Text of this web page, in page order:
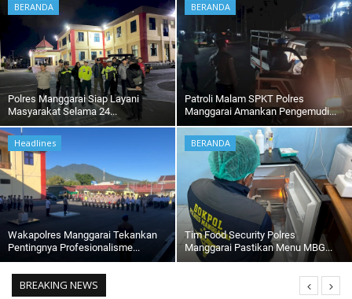
Mitra Polisi
BERANDA
Polres Manggarai Siap Layani
Masyarakat Selama 24...
BERANDA
Patroli Malam SPKT Polres
Manggarai Amankan Pengemudi...
Headlines
Wakapolres Manggarai Tekankan
Pentingnya Profesionalisme...
BERANDA
Tim Food Security Polres
Manggarai Pastikan Menu MBG...
BREAKING NEWS